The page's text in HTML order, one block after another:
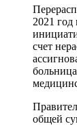
2021
счет
общей